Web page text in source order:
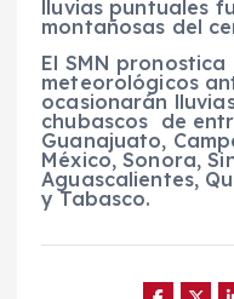
lluvias puntuales
montañosas del
El SMN
meteorológicos
ocasionarán
chubascos de
Guanajuato,
México, Sonora,
Aguascalientes,
y Tabasco.